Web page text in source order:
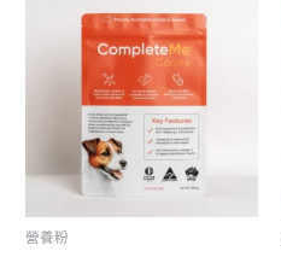
營養粉
格
範
圍：
NT$450
到
NT$2,190